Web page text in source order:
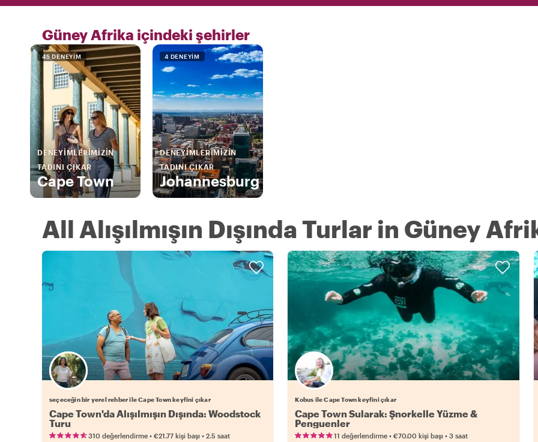
Güney Afrika içindeki şehirler
45 DENEYIM
DENEYIMLERIMIZIN
TADINI ÇIKAR
Cape Town
4 DENEYIM
DENEYIMLERIMIZIN
TADINI ÇIKAR
Johannesburg
All Alışılmışın Dışında Turlar in Güney
Favori yerel rehberini seç
seçeceğin bir yerel rehber ile Cape Town keyfini çıkar
Cape Town'da Alışılmışın Dışında: Woodstock
Turu
310 değerlendirme • €21.77 kişi başı • 2.5 saat
Kobus ile Cape Town keyfini çıkar
Cape Town Sularak: Şnorkelle Yüzme &
Penguenler
11 değerlendirme •€70.00 kişi başı •3 saat